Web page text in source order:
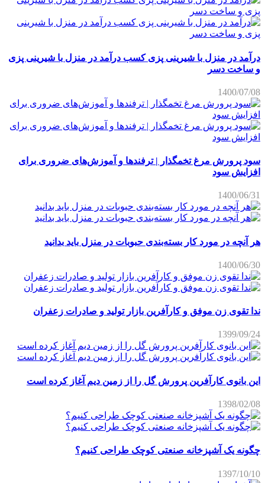
درآمد در منزل با شیرینی پزی کسب درآمد در منزل با شیرینی پزی
و ساخت دسر
1400/07/08
سود پرورش مرغ تخمگذار | ترفندها و آموزش‌های ضروری برای
افزایش سود
1400/06/31
هر آنچه در مورد کار بسته‌بندی حبوبات در منزل باید بدانید
1400/06/30
ندا تقوی زن موفق و کارآفرین بازار تولید و صادرات زعفران
1399/09/24
این بانوی کارآفرین پرورش گل را از زمین دیم آغاز کرده است
1398/02/08
چگونه یک آشپزخانه صنعتی کوچک طراحی کنیم؟
1397/10/10